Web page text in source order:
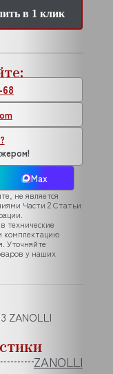
в 1 клик
Max
не является
Части 2 Статьи
технические
комплектацию
Уточняйте
у наших
ZANOLLI
ZANOLLI